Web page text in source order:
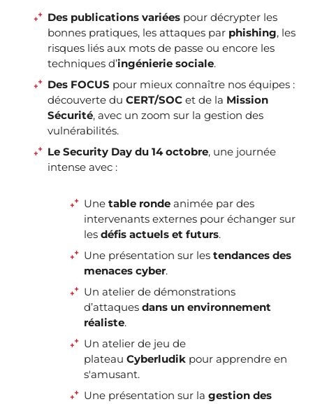
Des publications variées pour décrypter les
bonnes pratiques, les attaques par phishing, les
risques liés aux mots de passe ou encore les
techniques d’ingénierie sociale.
Des FOCUS pour mieux connaître nos équipes :
découverte du CERT/SOC et de la Mission
Sécurité, avec un zoom sur la gestion des
vulnérabilités.
Le Security Day du 14 octobre, une journée
intense avec :
Une table ronde animée par des
intervenants externes pour échanger sur
les défis actuels et futurs.
Une présentation sur les tendances des
menaces cyber.
Un atelier de démonstrations
d’attaques dans un environnement
réaliste.
Un atelier de jeu de
plateau Cyberludik pour apprendre en
s'amusant.
Une présentation sur la gestion des